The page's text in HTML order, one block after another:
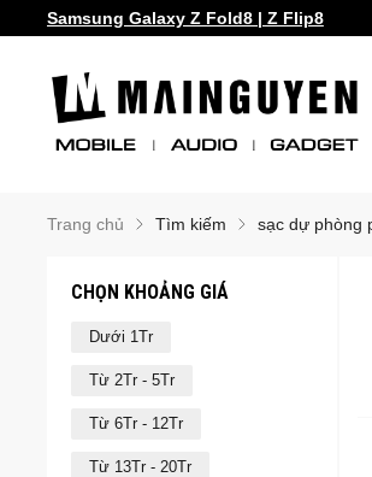
Samsung Galaxy S26 series!
Samsung Galaxy Z Fold8 | Z Flip8
Trang chủ Tìm kiếm sạc dự phòng
CHỌN KHOẢNG GIÁ
Dưới 1Tr
Từ 2Tr - 5Tr
Từ 6Tr - 12Tr
Từ 13Tr - 20Tr